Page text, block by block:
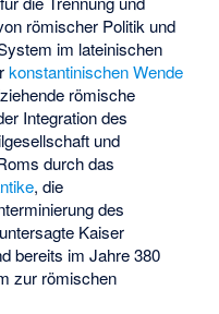
römischer Politik und
im lateinischen
konstantinischen Wende
römische
Integration des
und
durch das
, die
des
Kaiser
bereits im Jahre 380
zur römischen